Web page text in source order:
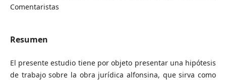
Comentaristas
Resumen
El presente estudio tiene por objeto presentar una hipótesis
de trabajo sobre la obra jurídica alfonsina, que sirva como